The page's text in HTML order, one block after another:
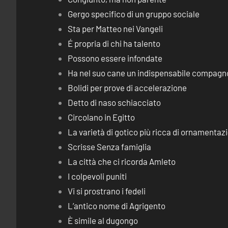
Gergo specifico di un gruppo sociale
Sta per Matteo nei Vangeli
É propria di chi ha talento
Possono essere infondate
Ha nel suo cane un indispensabile
Bolidi per prove di accelerazione
Detto di naso schiacciato
Circolano in Egitto
La varietà di gotico più ricca di
Scrisse Senza famiglia
La città che ci ricorda Amleto
I colpevoli puniti
Vi si prostrano i fedeli
L’antico nome di Agrigento
È simile al dugongo